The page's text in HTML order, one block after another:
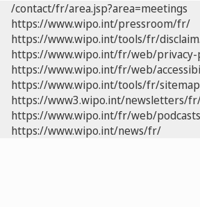
/contact/fr/area.jsp?area=meetings
https://www.wipo.int/pressroom/fr/
https://www.wipo.int/tools/fr/
https://www.wipo.int/fr/web/
https://www.wipo.int/fr/web/
https://www.wipo.int/tools/fr/
https://www3.wipo.int/newsletters/
https://www.wipo.int/fr/web/
https://www.wipo.int/news/fr/